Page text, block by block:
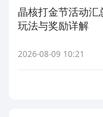
晶核打金节活动汇
玩法与奖励详解
2026-08-09 10:21